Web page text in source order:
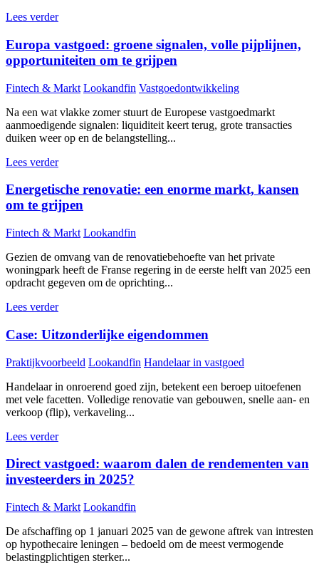
Lees verder
Europa vastgoed: groene signalen, volle pijplijnen,
opportuniteiten om te grijpen
Fintech & Markt Lookandfin Vastgoedontwikkeling
Na een wat vlakke zomer stuurt de Europese vastgoedmarkt
aanmoedigende signalen: liquiditeit keert terug, grote transacties
duiken weer op en de belangstelling...
Lees verder
Energetische renovatie: een enorme markt, kansen
om te grijpen
Fintech & Markt Lookandfin
Gezien de omvang van de renovatiebehoefte van het private
woningpark heeft de Franse regering in de eerste helft van 2025 een
opdracht gegeven om de oprichting...
Lees verder
Case: Uitzonderlijke eigendommen
Praktijkvoorbeeld Lookandfin Handelaar in vastgoed
Handelaar in onroerend goed zijn, betekent een beroep uitoefenen
met vele facetten. Volledige renovatie van gebouwen, snelle aan- en
verkoop (flip), verkaveling...
Lees verder
Direct vastgoed: waarom dalen de rendementen van
investeerders in 2025?
Fintech & Markt Lookandfin
De afschaffing op 1 januari 2025 van de gewone aftrek van intresten
op hypothecaire leningen – bedoeld om de meest vermogende
belastingplichtigen sterker...